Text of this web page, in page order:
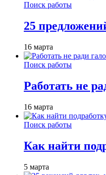
Поиск работы
25
16 марта
Поиск работы
Работать не
16 марта
Поиск работы
Как найти
5 марта